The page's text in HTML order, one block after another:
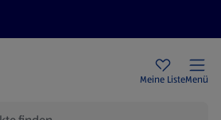
Meine ListeMenü